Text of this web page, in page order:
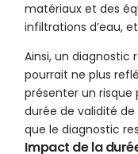
matériaux et des
infiltrations d’eau,
Ainsi, un diagnostic
pourrait ne plus
présenter un risque
durée de validité de
que le diagnostic
Impact de la